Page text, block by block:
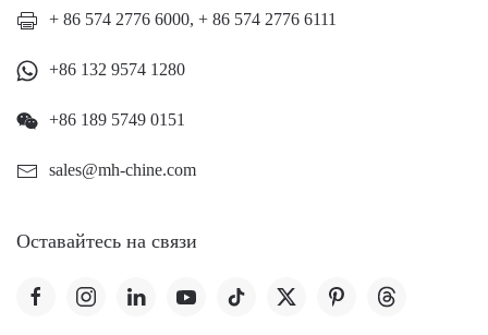
+ 86 574 2776 6000, + 86 574 2776 6111
+86 132 9574 1280
+86 189 5749 0151
sales@mh-chine.com
Оставайтесь на связи